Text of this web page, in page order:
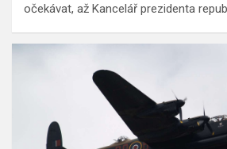
očekávat, až Kancelář prezidenta